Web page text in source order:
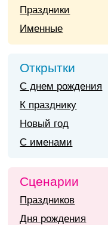
Праздники
Именные
Открытки
С днем рождения
К празднику
Новый год
С именами
Сценарии
Праздников
Дня рождения